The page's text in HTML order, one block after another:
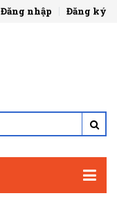
Đăng nhập Đăng ký